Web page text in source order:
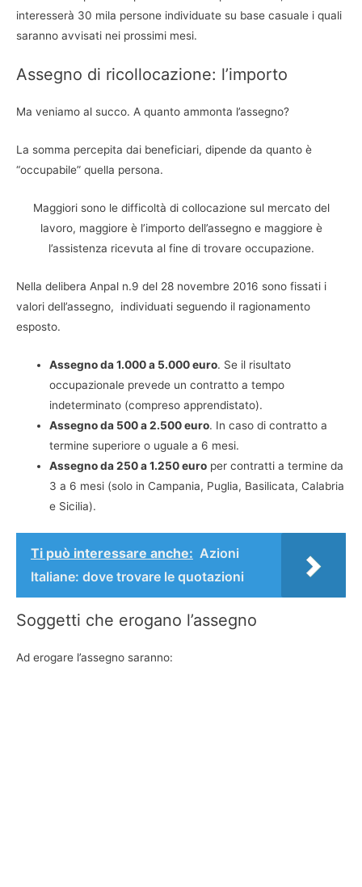
interesserà 30 mila persone individuate su base casuale i quali
saranno avvisati nei prossimi mesi.
Assegno di ricollocazione: l’importo
Ma veniamo al succo. A quanto ammonta l’assegno?
La somma percepita dai beneficiari, dipende da quanto è
“occupabile” quella persona.
Maggiori sono le difficoltà di collocazione sul mercato del
lavoro, maggiore è l’importo dell’assegno e maggiore è
l’assistenza ricevuta al fine di trovare occupazione.
Nella delibera Anpal n.9 del 28 novembre 2016 sono fissati i
valori dell’assegno, individuati seguendo il ragionamento
esposto.
Assegno da 1.000 a 5.000 euro. Se il risultato
occupazionale prevede un contratto a tempo
indeterminato (compreso apprendistato).
Assegno da 500 a 2.500 euro. In caso di contratto a
termine superiore o uguale a 6 mesi.
Assegno da 250 a 1.250 euro per contratti a termine da
3 a 6 mesi (solo in Campania, Puglia, Basilicata, Calabria
e Sicilia).
Ti può interessare anche: Azioni
Italiane: dove trovare le quotazioni
Soggetti che erogano l’assegno
Ad erogare l’assegno saranno: